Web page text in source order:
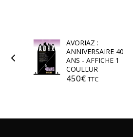
AVORIAZ :
ANNIVERSAIRE 40
ANS - AFFICHE 1
COULEUR
450€ TTC